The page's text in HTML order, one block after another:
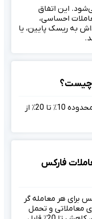
این اتفاق
احساسی،
به ریسک پایین، یا
چیست؟
حداکثر دراودان مناسب معمولاً در محدوده 10٪ تا 20٪ از
فارکس
برای هر معامله گر
معاملاتی و تحمل